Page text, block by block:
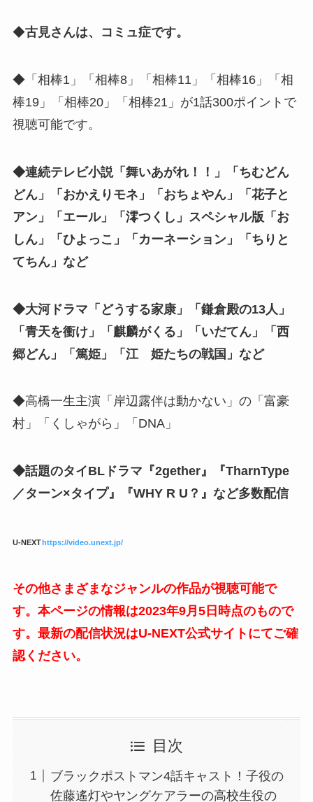
◆古見さんは、コミュ症です。
◆「相棒1」「相棒8」「相棒11」「相棒16」「相
棒19」「相棒20」「相棒21」が1話300ポイントで
視聴可能です。
◆連続テレビ小説「舞いあがれ！！」「ちむどん
どん」「おかえりモネ」「おちょやん」「花子と
アン」「エール」「澪つくし」スペシャル版「お
しん」「ひよっこ」「カーネーション」「ちりと
てちん」など
◆大河ドラマ「どうする家康」「鎌倉殿の13人」
「青天を衝け」「麒麟がくる」「いだてん」「西
郷どん」「篤姫」「江 姫たちの戦国」など
◆高橋一生主演「岸辺露伴は動かない」の「富豪
村」「くしゃがら」「DNA」
◆話題のタイBLドラマ『2gether』『TharnType
／ターン×タイプ』『WHY R U？』など多数配信
U-NEXThttps://video.unext.jp/
その他さまざまなジャンルの作品が視聴可能で
す。本ページの情報は2023年9月5日時点のもので
す。最新の配信状況はU-NEXT公式サイトにてご確
認ください。
目次
ブラックポストマン4話キャスト！子役の
佐藤遙灯やヤングケアラーの高校生役の